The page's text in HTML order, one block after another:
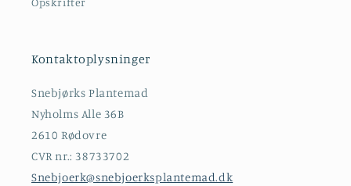
Kontaktoplysninger
Snebjørks Plantemad
Nyholms Alle 36B
2610 Rødovre
CVR nr.: 38733702
Snebjoerk@snebjoerksplantemad.dk